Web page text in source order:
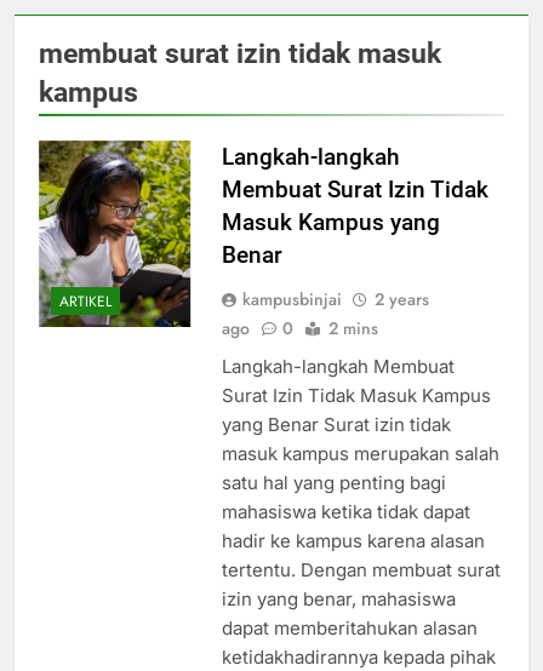
membuat surat izin tidak masuk
kampus
ARTIKEL
Langkah-langkah
Membuat Surat Izin Tidak
Masuk Kampus yang
Benar
kampusbinjai
2 years
ago
0 2 mins
Langkah-langkah Membuat
Surat Izin Tidak Masuk Kampus
yang Benar Surat izin tidak
masuk kampus merupakan salah
satu hal yang penting bagi
mahasiswa ketika tidak dapat
hadir ke kampus karena alasan
tertentu. Dengan membuat surat
izin yang benar, mahasiswa
dapat memberitahukan alasan
ketidakhadirannya kepada pihak